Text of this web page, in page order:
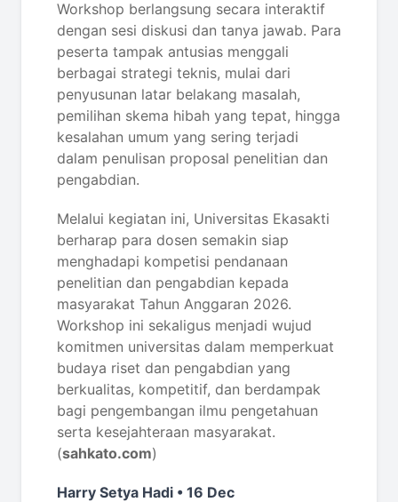
Workshop berlangsung secara interaktif
dengan sesi diskusi dan tanya jawab. Para
peserta tampak antusias menggali
berbagai strategi teknis, mulai dari
penyusunan latar belakang masalah,
pemilihan skema hibah yang tepat, hingga
kesalahan umum yang sering terjadi
dalam penulisan proposal penelitian dan
pengabdian.
Melalui kegiatan ini, Universitas Ekasakti
berharap para dosen semakin siap
menghadapi kompetisi pendanaan
penelitian dan pengabdian kepada
masyarakat Tahun Anggaran 2026.
Workshop ini sekaligus menjadi wujud
komitmen universitas dalam memperkuat
budaya riset dan pengabdian yang
berkualitas, kompetitif, dan berdampak
bagi pengembangan ilmu pengetahuan
serta kesejahteraan masyarakat.
(sahkato.com)
Harry Setya Hadi • 16 Dec